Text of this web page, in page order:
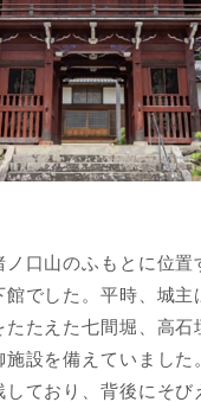
口山のふもとに位置
館でした。平時、城主
たたえた七間堀、高石
設を備えていました
ており、背後にそび